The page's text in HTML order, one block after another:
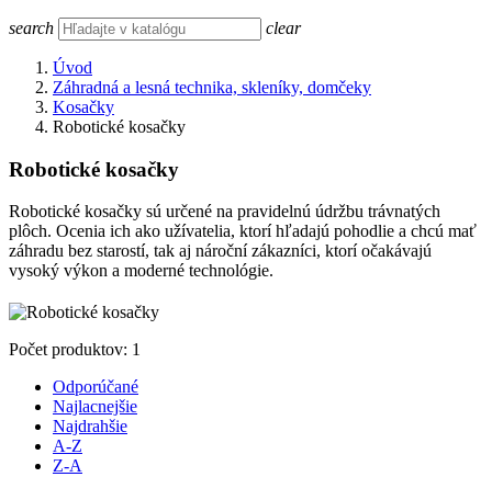
search clear
Úvod
Záhradná a lesná technika, skleníky, domčeky
Kosačky
Robotické kosačky
Robotické kosačky
Robotické kosačky sú určené na pravidelnú údržbu trávnatých
plôch. Ocenia ich ako užívatelia, ktorí hľadajú pohodlie a chcú mať
záhradu bez starostí, tak aj nároční zákazníci, ktorí očakávajú
vysoký výkon a moderné technológie.
Počet produktov: 1
Odporúčané
Najlacnejšie
Najdrahšie
A-Z
Z-A